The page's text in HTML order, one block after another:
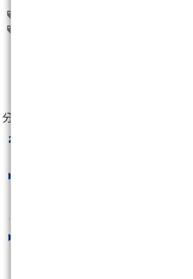
分享至：
得勝兵法黃睿緯